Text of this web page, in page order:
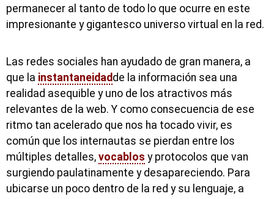
permanecer al tanto de todo lo que ocurre en este
impresionante y gigantesco universo virtual en la red.
Las redes sociales han ayudado de gran manera, a
que la instantaneidadde la información sea una
realidad asequible y uno de los atractivos más
relevantes de la web. Y como consecuencia de ese
ritmo tan acelerado que nos ha tocado vivir, es
común que los internautas se pierdan entre los
múltiples detalles, vocablos y protocolos que van
surgiendo paulatinamente y desapareciendo. Para
ubicarse un poco dentro de la red y su lenguaje, a